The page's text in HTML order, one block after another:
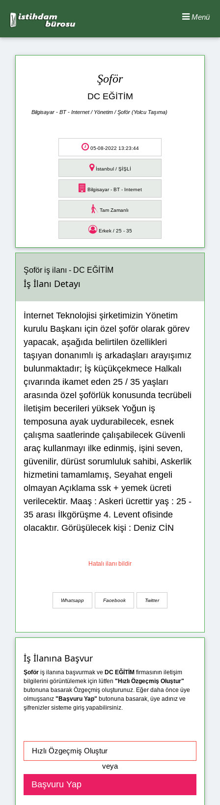
Menü
Şoför
DC EĞİTİM
Bilgisayar - BT - Internet / Yönetim / Şoför (Yolcu Taşıma)
05-08-2022 13:23:44
İstanbul / ŞİŞLİ
Bilgisayar - BT - Internet
Tam Zamanlı
Erkek / 25 - 35
Şoför iş ilanı - DC EĞİTİM
İş İlanı Detayı
İnternet Teknolojisi şirketimizin Yönetim
kurulu Başkanı için özel şoför olarak görev
yapacak, aşağıda belirtilen özellikleri
taşıyan donanımlı iş arkadaşları arayışımız
bulunmaktadır; İş küçükçekmece Halkalı
çıvarında ikamet eden 25 / 35 yaşları
arasında özel şoförlük konusunda tecrübeli
İletişim becerileri yüksek Yoğun iş
temposuna ayak uydurabilecek, esnek
çalışma saatlerinde çalışabilecek Güvenli
araç kullanmayı ilke edinmiş, işini seven,
güvenilir, dürüst sorumluluk sahibi, Askerlik
hizmetini tamamlamış, Seyahat engeli
olmayan Açıklama ssk + yemek ücreti
verilecektir. Maaş : Askeri ücrettir yaş : 25 -
35 arası İlkgörüşme 4. Levent ofisinde
olacaktır. Görüşülecek kişi : Deniz CİN
Hatalı ilanı bildir
Whatsapp Facebook Twitter
İş İlanına Başvur
Şoför iş ilanına başvurmak ve DC EĞİTİM firmasının iletişim
bilgilerini görüntülemek için lütfen "Hızlı Özgeçmiş Oluştur"
butonuna basarak Özgeçmiş oluşturunuz. Eğer daha önce üye
olmuşsanız "Başvuru Yap" butonuna basarak, üye adınız ve
şifrenizler sisteme giriş yapabilirsiniz.
veya